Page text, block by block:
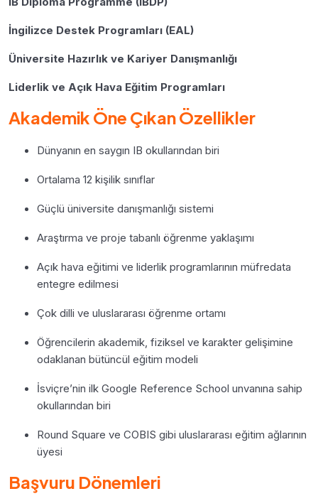
İngilizce Destek Programları (EAL)
Üniversite Hazırlık ve Kariyer Danışmanlığı
Liderlik ve Açık Hava Eğitim Programları
Akademik Öne Çıkan Özellikler
Dünyanın en saygın IB okullarından biri
Ortalama 12 kişilik sınıflar
Güçlü üniversite danışmanlığı sistemi
Araştırma ve proje tabanlı öğrenme yaklaşımı
Açık hava eğitimi ve liderlik programlarının müfredata
entegre edilmesi
Çok dilli ve uluslararası öğrenme ortamı
Öğrencilerin akademik, fiziksel ve karakter gelişimine
odaklanan bütüncül eğitim modeli
İsviçre’nin ilk Google Reference School unvanına sahip
okullarından biri
Round Square ve COBIS gibi uluslararası eğitim ağlarının
üyesi
Başvuru Dönemleri